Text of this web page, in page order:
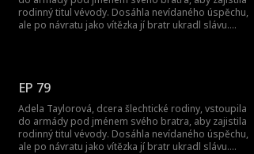
rodinný titul vévody. Dosáhla nevídaného úspěchu,
ale po návratu jako vítězka jí bratr ukradl slávu.
EP 79
Adela Taylorová, dcera šlechtické rodiny, vstoupila
do armády pod jménem svého bratra, aby zajistila
rodinný titul vévody. Dosáhla nevídaného úspěchu,
ale po návratu jako vítězka jí bratr ukradl slávu.